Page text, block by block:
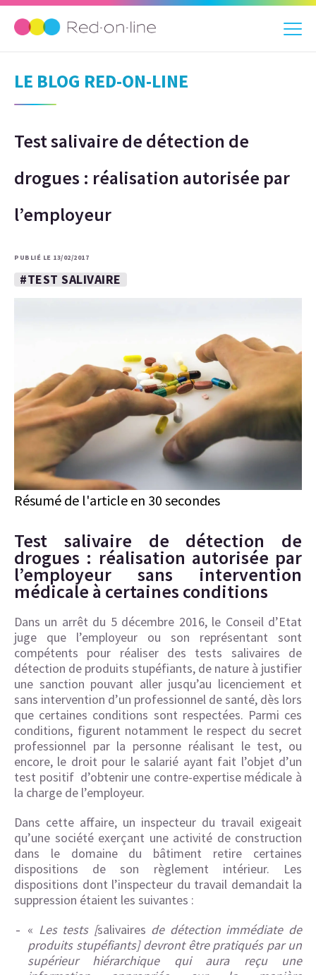
LE BLOG RED-ON-LINE
Test salivaire de détection de
drogues : réalisation autorisée par
l’employeur
PUBLIÉ LE 13/02/2017
#TEST SALIVAIRE
Résumé de l'article en 30 secondes
Test salivaire de détection de
drogues : réalisation autorisée par
l’employeur sans intervention
médicale à certaines conditions
Dans un arrêt du 5 décembre 2016, le Conseil d’Etat
juge que l’employeur ou son représentant sont
compétents pour réaliser des tests salivaires de
détection de produits stupéfiants, de nature à justifier
une sanction pouvant aller jusqu’au licenciement et
sans intervention d’un professionnel de santé, dès lors
que certaines conditions sont respectées. Parmi ces
conditions, figurent notamment le respect du secret
professionnel par la personne réalisant le test, ou
encore, le droit pour le salarié ayant fait l’objet d’un
test positif d’obtenir une contre-expertise médicale à
la charge de l’employeur.
Dans cette affaire, un inspecteur du travail exigeait
qu’une société exerçant une activité de construction
dans le domaine du bâtiment retire certaines
dispositions de son règlement intérieur. Les
dispositions dont l’inspecteur du travail demandait la
suppression étaient les suivantes :
« Les tests [salivaires de détection immédiate de
produits stupéfiants] devront être pratiqués par un
supérieur hiérarchique qui aura reçu une